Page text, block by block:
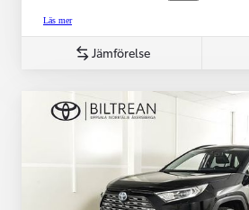
Läs mer
Jämförelse